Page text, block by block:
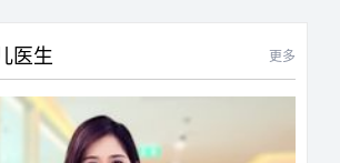
医生 更多